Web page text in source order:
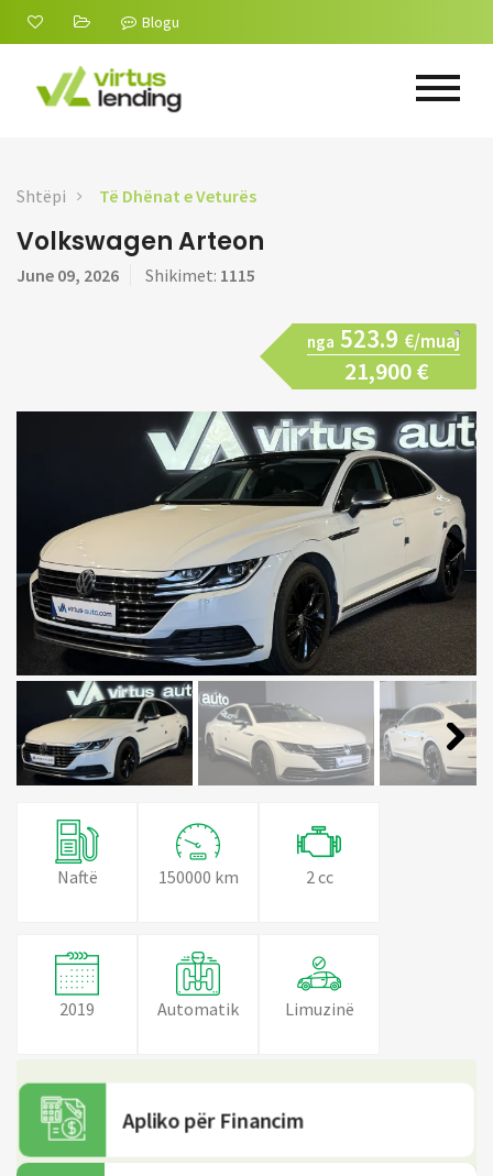
Blogu
Shtëpi Të Dhënat e Veturës
Volkswagen Arteon
June 09, 2026 Shikimet: 1115
nga 523.9 €/muaj
21,900 €
Next
Next
Naftë 150000 km 2 cc
2019 Automatik Limuzinë
Apliko për Financim